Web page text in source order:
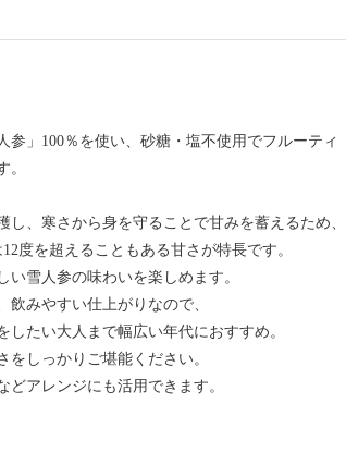
」100％を使い、砂糖・塩不使用でフルーティ
。
、寒さから身を守ることで甘みを蓄えるため、
度を超えることもある甘さが特長です。
雪人参の味わいを楽しめます。
みやすい仕上がりなので、
たい大人まで幅広い年代におすすめ。
しっかりご堪能ください。
アレンジにも活用できます。